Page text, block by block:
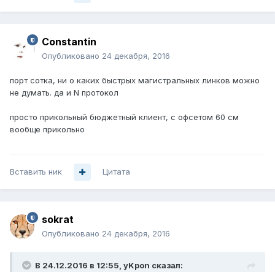
Constantin
Опубликовано 24 декабря, 2016
порт сотка, ни о каких быстрых магистральных линков можно
не думать. да и N протокол
просто прикольный бюджетный клиент, с офсетом 60 см
вообще прикольно
Вставить ник Цитата
sokrat
Опубликовано 24 декабря, 2016
В 24.12.2016 в 12:55, yKpon сказал: